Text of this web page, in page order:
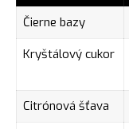
Čierne bazy
Kryštálový cukor
Citrónová šťava